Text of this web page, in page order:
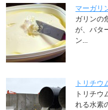
マーガリ
ガリンの
が、バタ
ン...
トリチウ
トリチウ
れる水素